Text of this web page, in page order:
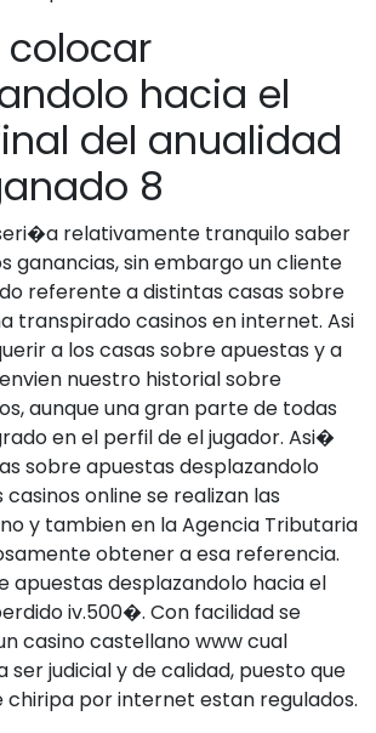
colocar
hacia el
del anualidad
8
relativamente tranquilo saber
ganancias, sin embargo un cliente
referente a distintas casas sobre
transpirado casinos en internet. Asi
a los casas sobre apuestas y a
nuestro historial sobre
aunque una gran parte de todas
en el perfil de el jugador. Asi�
sobre apuestas desplazandolo
online se realizan las
y tambien en la Agencia Tributaria
obtener a esa referencia.
desplazandolo hacia el
iv.500�. Con facilidad se
casino castellano www cual
judicial y de calidad, puesto que
chiripa por internet estan regulados.